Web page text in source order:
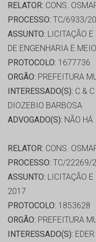
RELATOR: CONS.
PROCESSO: TC/6933/
ASSUNTO: LICITAÇÃO
DE ENGENHARIA E
PROTOCOLO: 1677736
ORGÃO: PREFEITURA
INTERESSADO(S): C &
DIOZEBIO BARBOSA
ADVOGADO(S): NÃO HÁ
RELATOR: CONS.
PROCESSO: TC/22269/
ASSUNTO: LICITAÇÃO
2017
PROTOCOLO: 1853628
ORGÃO: PREFEITURA
INTERESSADO(S):